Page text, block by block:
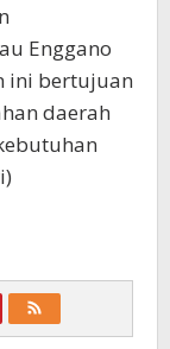
Enggano
ini bertujuan
daerah